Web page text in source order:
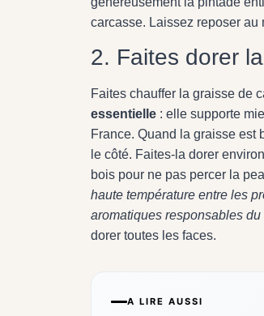
carcasse. Laissez reposer au
2. Faites dorer
Faites chauffer la graisse de
essentielle : elle supporte
France. Quand la graisse est
le côté. Faites-la dorer
bois pour ne pas percer la
haute température entre les
aromatiques responsables
dorer toutes les faces.
A LIRE AUSSI